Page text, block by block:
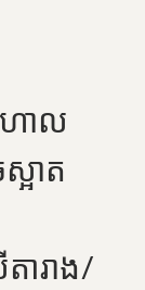
ហាល
អាត
ារាង/